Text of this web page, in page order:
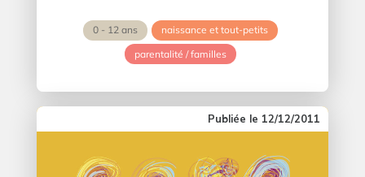
0 - 12 ans
naissance et tout-petits
parentalité / familles
12/12/2011